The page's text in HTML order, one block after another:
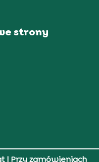
strony
| Przy zamówieniach